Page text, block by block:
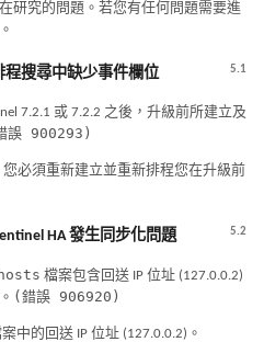
研究的問題。若您有任何問題需要進
5.1
程搜尋中缺少事件欄位
7.2.1 或 7.2.2 之後，升級前所建立及
誤 900293)
您必須重新建立並重新排程您在升級前
5.2
HA 發生同步化問題
檔案包含回送 IP 位址 (127.0.0.2)
(錯誤 906920)
中的回送 IP 位址 (127.0.0.2)。